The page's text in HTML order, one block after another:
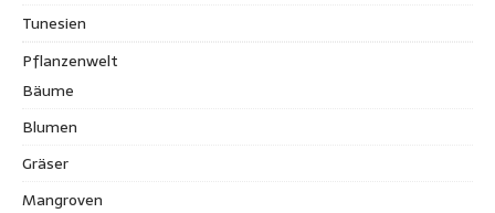
Tunesien
Pflanzenwelt
Bäume
Blumen
Gräser
Mangroven